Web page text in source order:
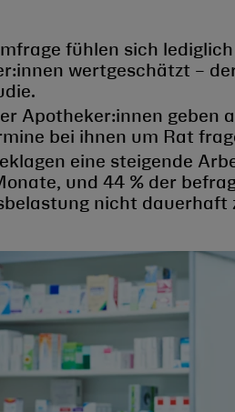
fühlen sich
wertgeschätzt –
Apotheker:innen geben
bei ihnen um Rat
eine steigende
und 44 % der
nicht dauerhaft